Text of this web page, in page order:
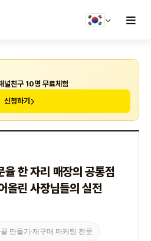
널친구 10명 무료체험
신청하기
율 한 자리 매장의 공통점
올린 사장님들의 실전
만들기·재구매 마케팅 전문